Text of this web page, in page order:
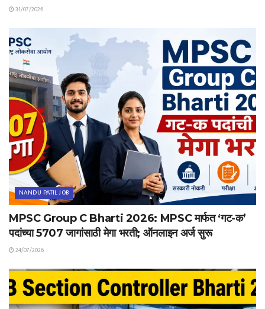
31/07/2026
NANDU PATIL JOB
MPSC Group C Bharti 2026: MPSC मार्फत ‘गट-क’
पदांच्या 5707 जागांसाठी मेगा भरती; ऑनलाइन अर्ज सुरू
24/07/2026